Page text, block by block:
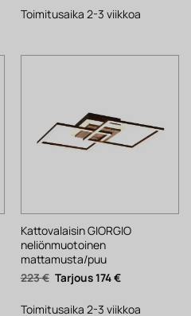
124 €. 97 €.
Toimitusaika 2-3 viikkoa
Kattovalaisin GIORGIO
neliönmuotoinen
mattamusta/puu
223€ Alkuperäinen
hinta
223 €.
174€Nykyinen
174 €.
Toimitusaika 2-3 viikkoa